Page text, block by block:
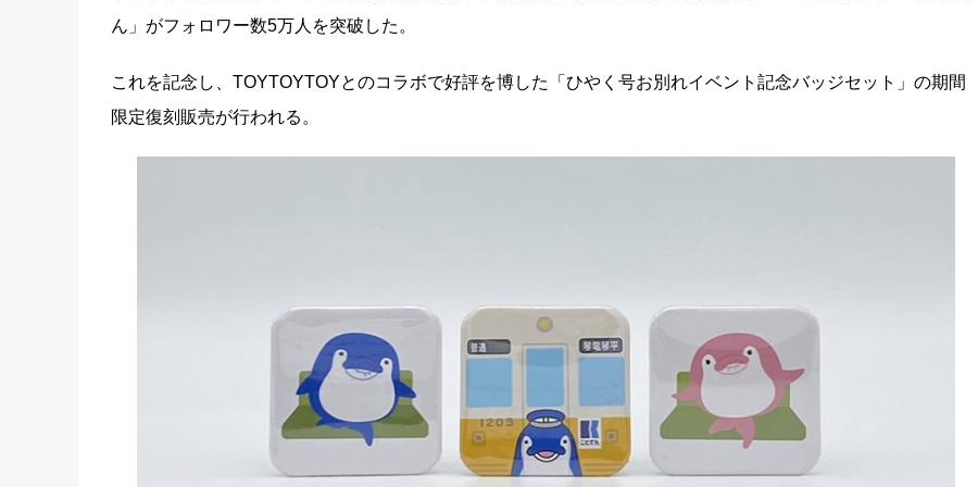
ん」がフォロワー数5万人を突破した。
これを記念し、TOYTOYTOYとのコラボで好評を博した「ひやく号お別れイベント記念バッジセット」の期間
限定復刻販売が行われる。